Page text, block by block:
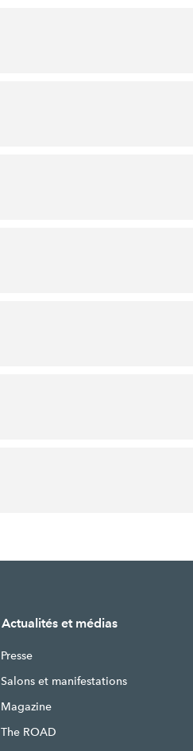
Actualités et médias
Presse
Salons et manifestations
Magazine
The ROAD